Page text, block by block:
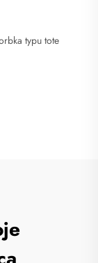
typu tote